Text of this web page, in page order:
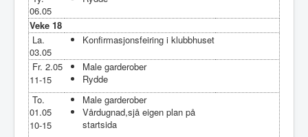
06.05
Veke 18
La.
03.05
Konfirmasjonsfeiring i klubbhuset
Fr. 2.05
11-15
Male garderober
Rydde
To.
01.05
10-15
Male garderober
Vårdugnad,sjå eigen plan på
startsida